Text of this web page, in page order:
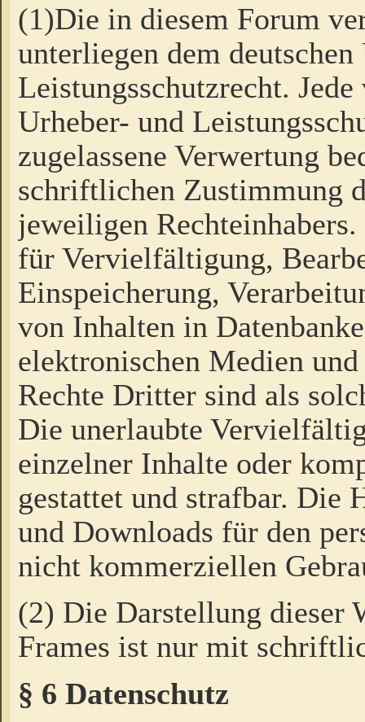
(1)Die in diesem Forum
unterliegen dem
Leistungsschutzrecht.
Urheber- und
zugelassene Verwertung
schriftlichen Zustimmung
jeweiligen
für Vervielfältigung,
Einspeicherung,
von Inhalten in
elektronischen Medien
Rechte Dritter sind als
Die unerlaubte
einzelner Inhalte oder
gestattet und strafbar. Die
und Downloads für den
nicht kommerziellen
(2) Die Darstellung dieser
Frames ist nur mit
§ 6 Datenschutz